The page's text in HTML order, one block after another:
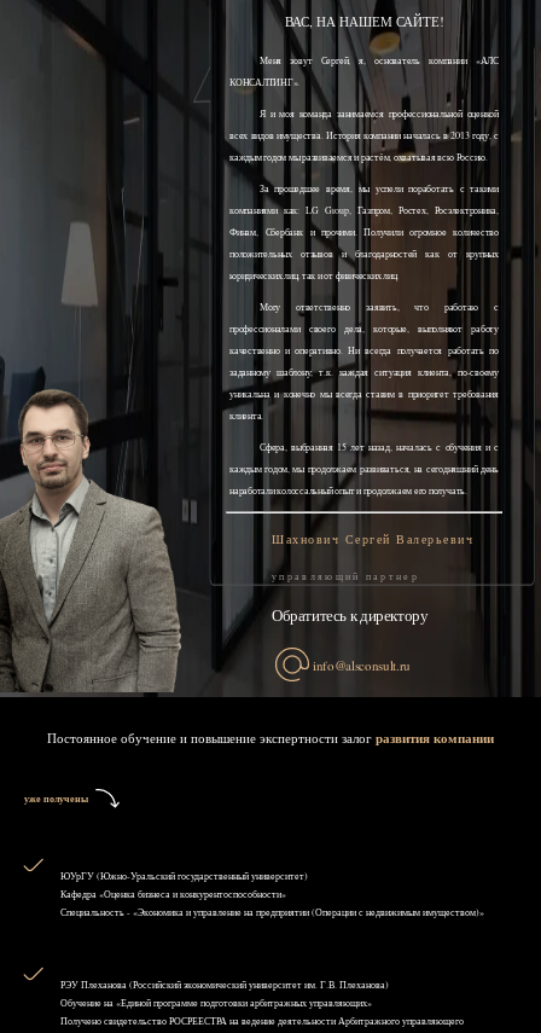
ВАС, НА НАШЕМ САЙТЕ!
Меня зовут Сергей, я, основатель компании «АЛС
КОНСАЛТИНГ».
Я и моя команда занимаемся профессиональной оценкой
всех видов имущества. История компании началась в 2013 году, с
каждым годом мы развиваемся и растём, охватывая всю Россию.
За прошедшее время, мы успели поработать с такими
компаниями как: LG Group, Газпром, Ростех, Росэлектроника,
Финам, Сбербанк и прочими. Получили огромное количество
положительных отзывов и благодарностей как от крупных
юридических лиц, так и от физических лиц.
Могу ответственно заявить, что работаю с
профессионалами своего дела, которые, выполняют работу
качественно и оперативно. Ни всегда получается работать по
заданному шаблону, т.к. каждая ситуация клиента, по-своему
уникальна и конечно мы всегда ставим в приоритет требования
клиента.
Сфера, выбранная 15 лет назад, началась с обучения и с
каждым годом, мы продолжаем развиваться, на сегодняшний день
наработали колоссальный опыт и продолжаем его получать.
Шахнович Сергей Валерьевич
управляющий партнер
Обратитесь к директору
info@alsconsult.ru
Постоянное обучение и повышение экспертности залог развития компании
уже получены
ЮУрГУ (Южно-Уральский государственный университет)
Кафедра «Оценка бизнеса и конкурентоспособности»
Специальность - «Экономика и управление на предприятии (Операции с недвижимым имуществом)»
РЭУ Плеханова (Российский экономический университет им. Г.В. Плеханова)
Обучение на «Единой программе подготовки арбитражных управляющих»
Получено свидетельство РОСРЕЕСТРА на ведение деятельности Арбитражного управляющего